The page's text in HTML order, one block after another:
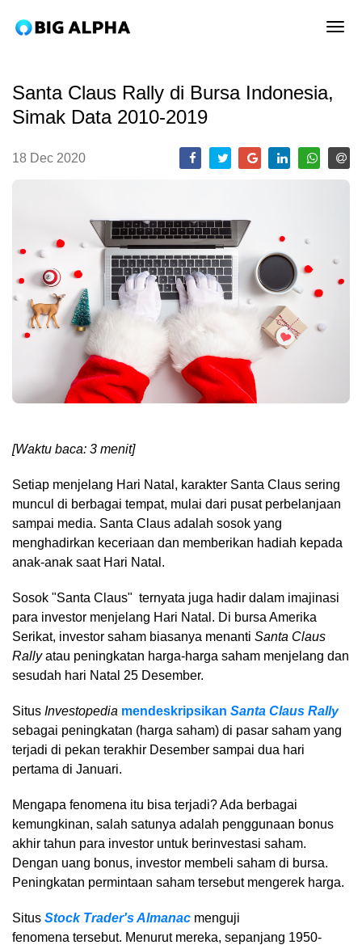
Santa Claus Rally di Bursa Indonesia,
Simak Data 2010-2019
18 Dec 2020
[Waktu baca: 3 menit]
Setiap menjelang Hari Natal, karakter Santa Claus sering
muncul di berbagai tempat, mulai dari pusat perbelanjaan
sampai media. Santa Claus adalah sosok yang
menghadirkan keceriaan dan memberikan hadiah kepada
anak-anak saat Hari Natal.
Sosok "Santa Claus" ternyata juga hadir dalam imajinasi
para investor menjelang Hari Natal. Di bursa Amerika
Serikat, investor saham biasanya menanti Santa Claus
Rallyatau peningkatan harga-harga saham menjelang dan
sesudah hari Natal 25 Desember.
Situs Investopedia mendeskripsikan Santa Claus Rally
sebagai peningkatan (harga saham) di pasar saham yang
terjadi di pekan terakhir Desember sampai dua hari
pertama di Januari.
Mengapa fenomena itu bisa terjadi? Ada berbagai
kemungkinan, salah satunya adalah penggunaan bonus
akhir tahun para investor untuk berinvestasi saham.
Dengan uang bonus, investor membeli saham di bursa.
Peningkatan permintaan saham tersebut mengerek harga.
Situs Stock Trader's Almanac menguji
fenomena tersebut. Menurut mereka, sepanjang 1950-